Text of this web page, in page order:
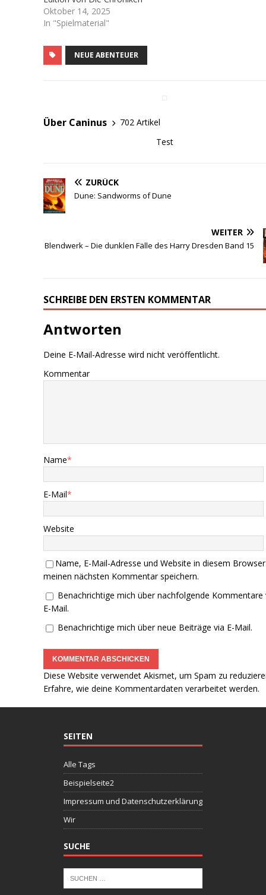
der Engel (Vulgo: Engel),
welche ja irgendwann bald
erblicken soll. Hoffentlich.
Immerhin haben wir ja
Server…
Oktober 14, 2025
In "Spielmaterial"
NEUE ABENTEUER
Über Caninus
702 Artikel
Test
ZURÜCK
Dune: Sandworms of Dune
WEITER
Blendwerk – Die dunklen Fälle des Harry Dresden Band 15
SCHREIBE DEN ERSTEN KOMMENTAR
Antworten
Deine E-Mail-Adresse wird nicht veröffentlicht.
Kommentar
Name*
E-Mail*
Website
Name, E-Mail-Adresse und Website in diesem
meinen nächsten Kommentar speichern.
Benachrichtige mich über nachfolgende Kommentare
E-Mail.
Benachrichtige mich über neue Beiträge via E-Mail.
Diese Website verwendet Akismet, um Spam zu
Erfahre, wie deine Kommentardaten verarbeitet werden.
SEITEN
Alle Tags
Beispielseite2
Impressum und Datenschutzerklärung
Wir
SUCHE